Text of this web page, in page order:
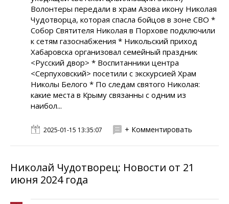
Волонтеры передали в храм Азова икону Николая
Чудотворца, которая спасла бойцов в зоне СВО *
Собор Святителя Николая в Порхове подключили
к сетям газоснабжения * Никольский приход
Хабаровска организовал семейный праздник
<Русский двор> * Воспитанники центра
<Серпуховский> посетили с экскурсией Храм
Николы Белого * По следам святого Николая:
какие места в Крыму связанны с одним из
наибол...
2025-01-15 13:35:07 + Комментировать
Николай Чудотворец: Новости от 21
июня 2024 года